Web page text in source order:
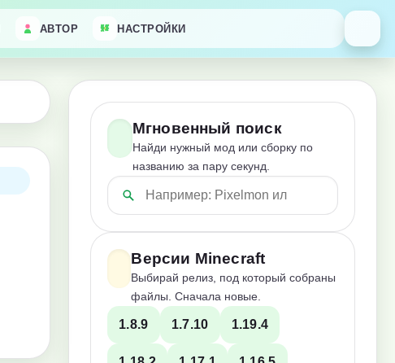
АВТОР НАСТРОЙКИ
Мгновенный поиск
Найди нужный мод или сборку по
названию за пару секунд.
Версии Minecraft
Выбирай релиз, под который собраны
файлы. Сначала новые.
1.8.9 1.7.10 1.19.4